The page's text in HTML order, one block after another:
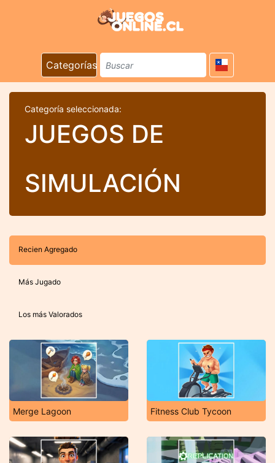
Categorías
Categoría seleccionada:
JUEGOS DE
SIMULACIÓN
Recien Agregado
Más Jugado
Los más Valorados
Merge Lagoon Fitness Club Tycoon